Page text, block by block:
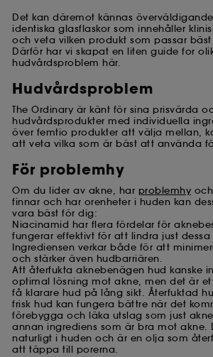
Det kan däremot kännas
identiska glasflaskor som innehåller
och veta vilken produkt som passar
Därför har vi skapat en liten guide for
hudvårdsproblem här.
Hudvårdsproblem
The Ordinary är känt för sina prisvärda
hudvårdsprodukter med individuella
över femtio produkter att välja mellan,
att veta vilka som är bäst att använda
För problemhy
Om du lider av akne, har problemhy
finnar och har orenheter i huden kan
vara bäst för dig:
Niacinamid har flera fördelar för
fungerar effektivt för att lindra just dessa
Ingrediensen verkar både för att
och stärker även hudbarriären.
Att återfukta aknebenägen hud kanske
optimal lösning mot akne, men det är
få klarare hud på lång sikt. Återfuktad
frisk hud kan fungera bättre när det
förebygga och läka utslag som just
annan ingrediens som är bra mot akne.
naturligt i huden och är en olja som
att täppa till porerna.
för oss att sammanställa statistik
besökare på vår webbplats och
att förbättra dess prestanda.
Cookies för att säkra
gör det möjligt för oss att förhindra
betalningsbedrägeri och
Med undantag för tekniska cookies
och läsning av dessa spårningar ditt
kan anpassa dina val angående
besluta att "acceptera alla" eller
när som helst välja att dra tillbaka ditt
du vill ha mer information om de
klickahär.